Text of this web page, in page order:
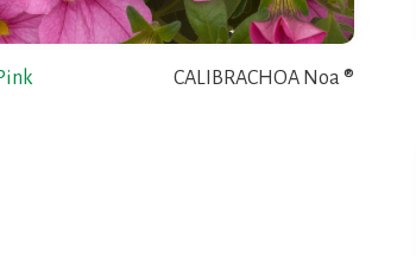
CALIBRACHOA Noa ®